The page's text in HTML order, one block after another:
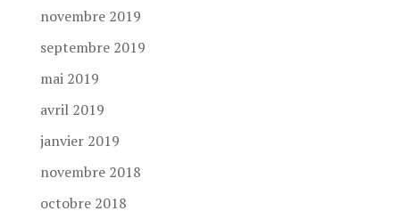
novembre 2019
septembre 2019
mai 2019
avril 2019
janvier 2019
novembre 2018
octobre 2018